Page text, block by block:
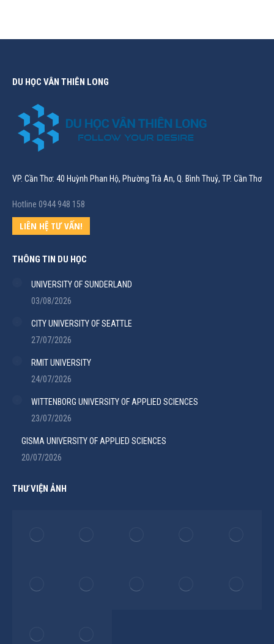
DU HỌC VÂN THIÊN LONG
VP. Cần Thơ: 40 Huỳnh Phan Hộ, Phường Trà An, Q. Bình Thuỷ, TP. Cần Thơ
Hotline 0944 948 158
LIÊN HỆ TƯ VẤN!
THÔNG TIN DU HỌC
UNIVERSITY OF SUNDERLAND
03/08/2026
CITY UNIVERSITY OF SEATTLE
27/07/2026
RMIT UNIVERSITY
24/07/2026
WITTENBORG UNIVERSITY OF APPLIED SCIENCES
23/07/2026
GISMA UNIVERSITY OF APPLIED SCIENCES
20/07/2026
THƯ VIỆN ẢNH